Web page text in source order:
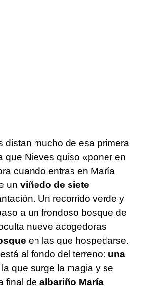
distan mucho de esa primera
que Nieves quiso «poner en
cuando entras en María
un viñedo de siete
Un recorrido verde y
a un frondoso bosque de
nueve acogedoras
en las que hospedarse.
al fondo del terreno: una
que surge la magia y se
final de albariño María